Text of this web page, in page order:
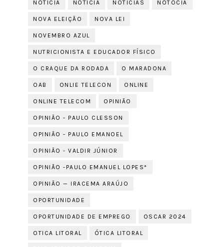
NOTICIA NOTÍCIA NOTÍCIAS NOTÓCIA
NOVA ELEIÇÃO NOVA LEI
NOVEMBRO AZUL
NUTRICIONISTA E EDUCADOR FÍSICO
O CRAQUE DA RODADA O MARADONA
OAB ONLIE TELECON ONLINE
ONLINE TELECOM OPINIÃO
OPINIÃO - PAULO CLESSON
OPINIÃO - PAULO EMANOEL
OPINIÃO - VALDIR JÚNIOR
OPINIÃO -PAULO EMANUEL LOPES*
OPINIÃO — IRACEMA ARAÚJO
OPORTUNIDADE
OPORTUNIDADE DE EMPREGO OSCAR 2024
OTICA LITORAL ÓTICA LITORAL